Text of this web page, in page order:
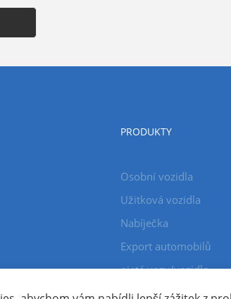
PRODUKTY
Osobní vozidla
Užitková vozidla
Nabíječka
Export automobilů
ojeté vozy/vozidla